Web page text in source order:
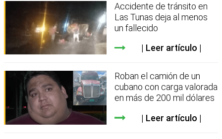
Accidente de tránsito en
Las Tunas deja al menos
un fallecido
Leer artículo
Roban el camión de un
cubano con carga valorada
en más de 200 mil dólares
Leer artículo